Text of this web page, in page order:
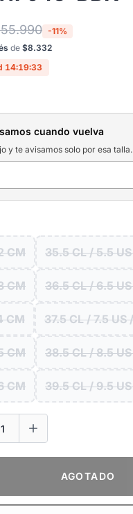
-11%
de $8.332
14:19:32
cuando vuelva
y te avisamos solo por esa talla.
CM 35.5 CL / 5.5
CM 36.5 CL / 6.5
CM 37.5 CL / 7.5 US
CM 38.5 CL / 8.5
CM 39.5 CL / 9.5
AGOTADO